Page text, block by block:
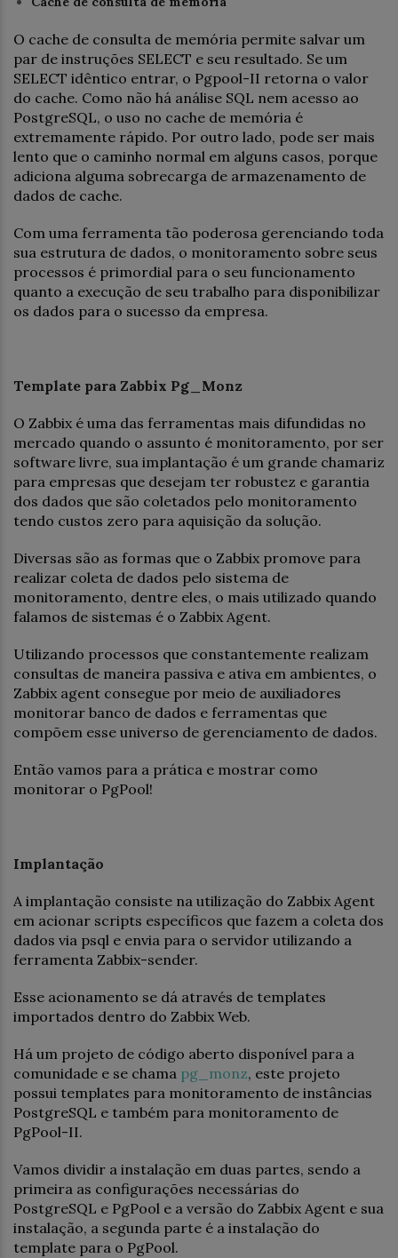
O cache de consulta de memória permite salvar um
par de instruções SELECT e seu resultado. Se um
SELECT idêntico entrar, o Pgpool-II retorna o valor
do cache. Como não há análise SQL nem acesso ao
PostgreSQL, o uso no cache de memória é
extremamente rápido. Por outro lado, pode ser mais
lento que o caminho normal em alguns casos, porque
adiciona alguma sobrecarga de armazenamento de
dados de cache.
Com uma ferramenta tão poderosa gerenciando toda
sua estrutura de dados, o monitoramento sobre seus
processos é primordial para o seu funcionamento
quanto a execução de seu trabalho para disponibilizar
os dados para o sucesso da empresa.
Template para Zabbix Pg_Monz
O Zabbix é uma das ferramentas mais difundidas no
mercado quando o assunto é monitoramento, por ser
software livre, sua implantação é um grande chamariz
para empresas que desejam ter robustez e garantia
dos dados que são coletados pelo monitoramento
tendo custos zero para aquisição da solução.
Diversas são as formas que o Zabbix promove para
realizar coleta de dados pelo sistema de
monitoramento, dentre eles, o mais utilizado quando
falamos de sistemas é o Zabbix Agent.
Utilizando processos que constantemente realizam
consultas de maneira passiva e ativa em ambientes, o
Zabbix agent consegue por meio de auxiliadores
monitorar banco de dados e ferramentas que
compõem esse universo de gerenciamento de dados.
Então vamos para a prática e mostrar como
monitorar o PgPool!
Implantação
A implantação consiste na utilização do Zabbix Agent
em acionar scripts específicos que fazem a coleta dos
dados via psql e envia para o servidor utilizando a
ferramenta Zabbix-sender.
Esse acionamento se dá através de templates
importados dentro do Zabbix Web.
Há um projeto de código aberto disponível para a
comunidade e se chama pg_monz, este projeto
possui templates para monitoramento de instâncias
PostgreSQL e também para monitoramento de
PgPool-II.
Vamos dividir a instalação em duas partes, sendo a
primeira as configurações necessárias do
PostgreSQL e PgPool e a versão do Zabbix Agent e sua
instalação, a segunda parte é a instalação do
template para o PgPool.